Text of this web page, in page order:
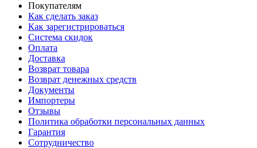
Покупателям
Как сделать заказ
Как зарегистрироваться
Система скидок
Оплата
Доставка
Возврат товара
Возврат денежных средств
Документы
Импортеры
Отзывы
Политика обработки персональных данных
Гарантия
Сотрудничество